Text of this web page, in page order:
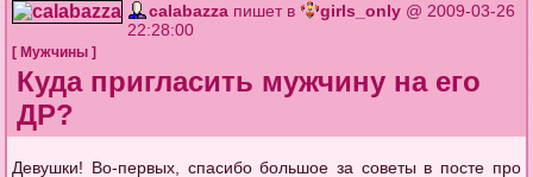
calabazza пишет в girls_only @ 2009-03-26
22:28:00
[ Мужчины ]
Куда пригласить мужчину на его
ДР?
Девушки! Во-первых, спасибо большое за советы в посте про